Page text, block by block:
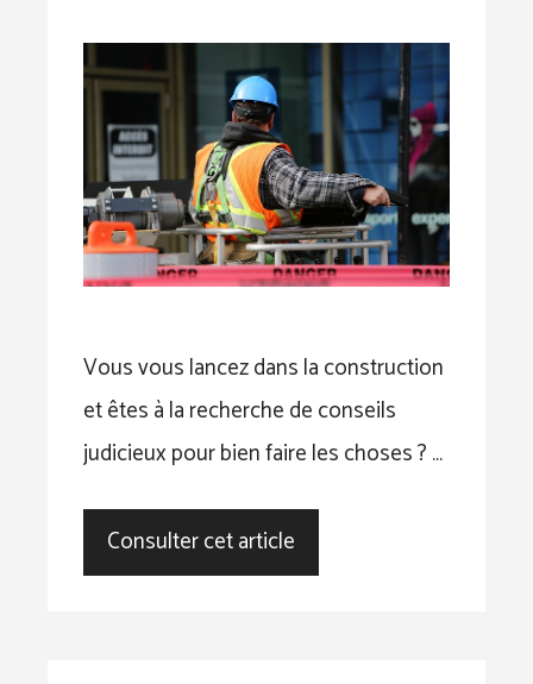
Vous vous lancez dans la construction
et êtes à la recherche de conseils
judicieux pour bien faire les choses ? …
Consulter cet article